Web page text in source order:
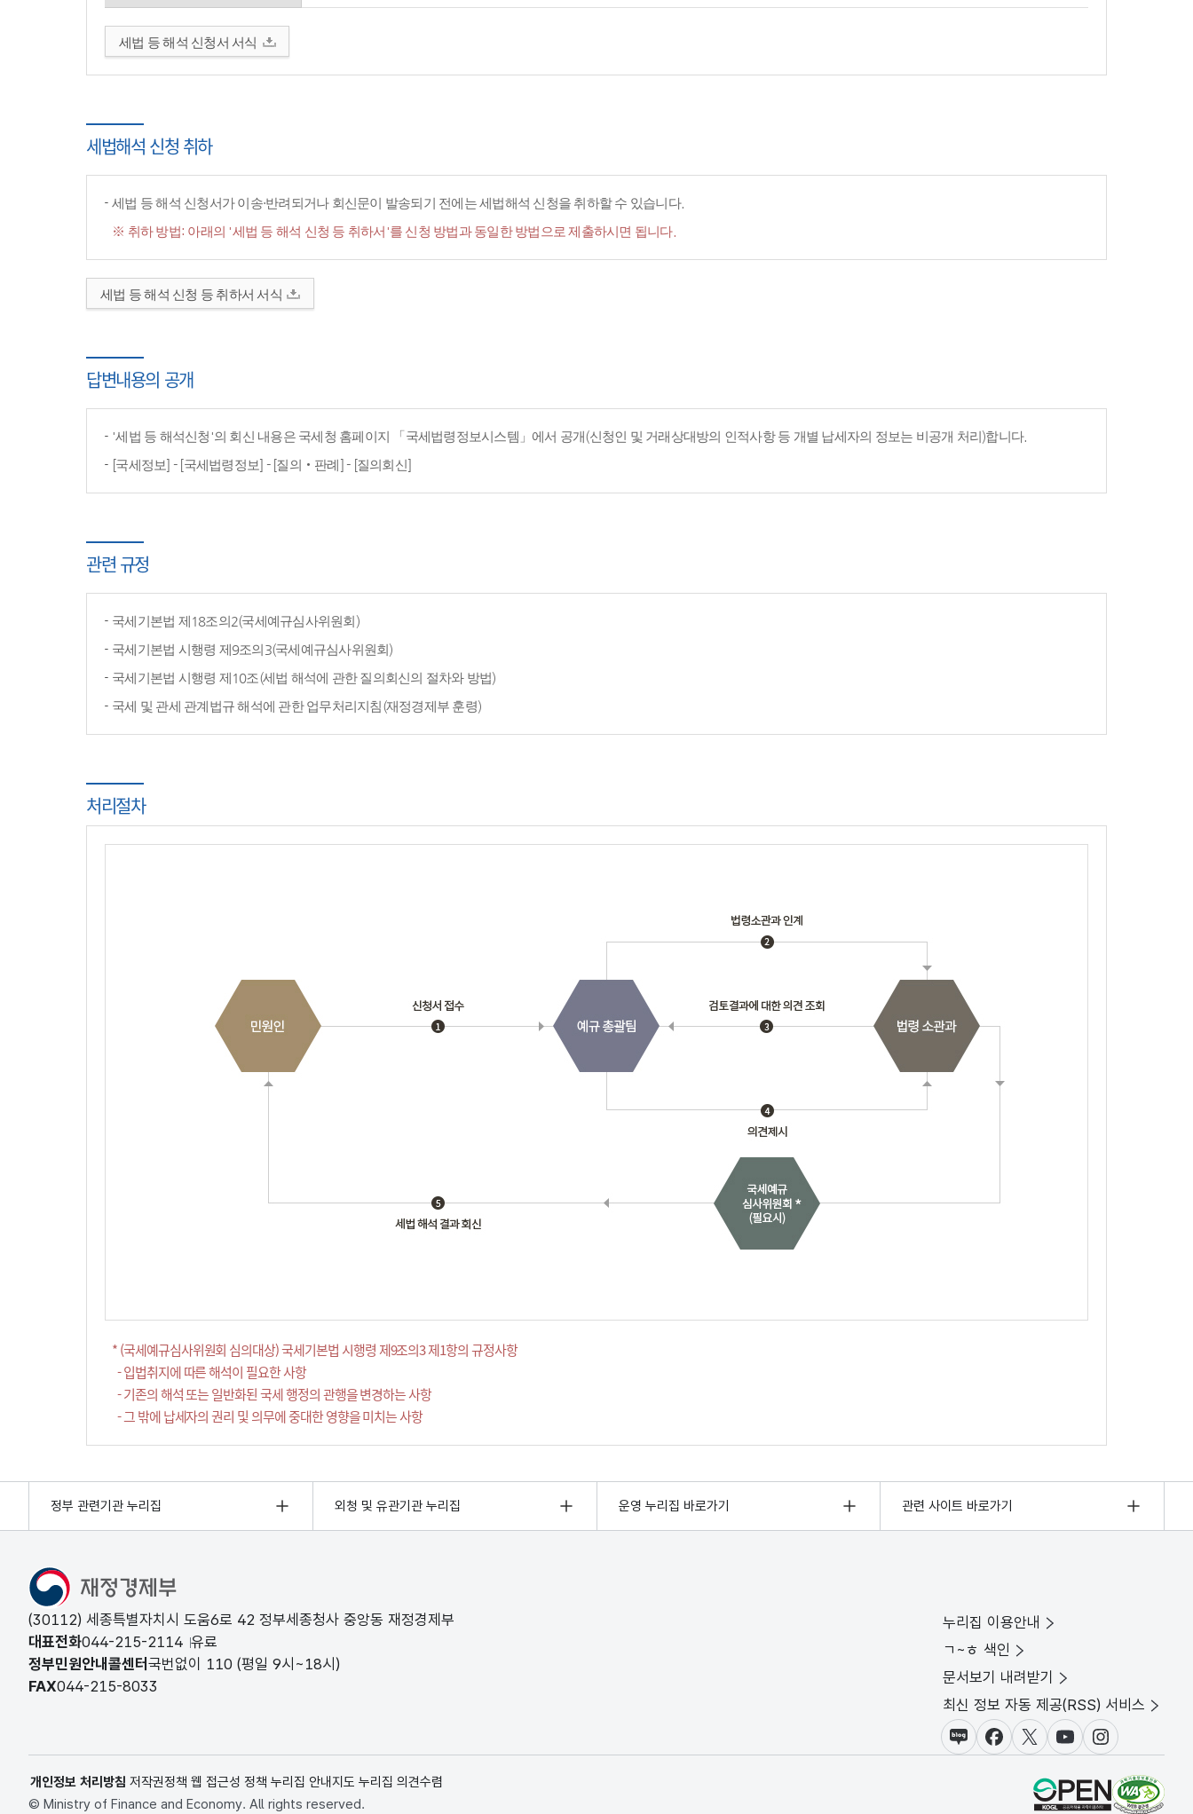
세법 등 해석 신청서 서식
세법해석 신청 취하
세법 등 해석 신청서가 이송·반려되거나 회신문이 발송되기 전에는 세법해석 신청을 취하할 수 있습니다.
※ 취하 방법: 아래의 '세법 등 해석 신청 등 취하서'를 신청 방법과 동일한 방법으로 제출하시면 됩니다.
세법 등 해석 신청 등 취하서 서식
답변내용의 공개
'세법 등 해석신청'의 회신 내용은 국세청 홈페이지 「국세법령정보시스템」에서 공개(신청인 및 거래상대방의 인적사항 등 개별 납세자의 정보는 비공개 처리)합니다.
[국세정보] - [국세법령정보] - [질의‧판례] - [질의회신]
관련 규정
국세기본법 제18조의2(국세예규심사위원회)
국세기본법 시행령 제9조의3(국세예규심사위원회)
국세기본법 시행령 제10조(세법 해석에 관한 질의회신의 절차와 방법)
국세 및 관세 관계법규 해석에 관한 업무처리지침(재정경제부 훈령)
처리절차
* (국세예규심사위원회 심의대상) 국세기본법 시행령 제9조의3 제1항의 규정사항
- 입법취지에 따른 해석이 필요한 사항
- 기존의 해석 또는 일반화된 국세 행정의 관행을 변경하는 사항
- 그 밖에 납세자의 권리 및 의무에 중대한 영향을 미치는 사항
정부 관련기관 누리집 외청 및 유관기관 누리집 운영 누리집 바로가기 관련 사이트 바로가기
(30112) 세종특별자치시 도움6로 42 정부세종청사 중앙동 재정경제부
대표전화044-215-2114 유료
정부민원안내콜센터 국번없이 110 (평일 9시~18시)
FAX044-215-8033
누리집 이용안내
ㄱ~ㅎ 색인
문서보기 내려받기
최신 정보 자동 제공(RSS) 서비스
블로그페이스북X(트위터)
유튜브인스타그램
개인정보 처리방침 저작권정책 웹 접근성 정책 누리집 안내지도 누리집 의견수렴
© Ministry of Finance and Economy. All rights reserved.